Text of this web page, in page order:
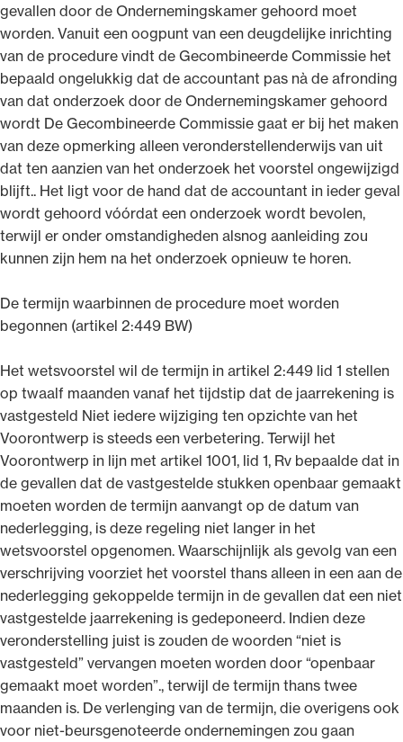
gevallen door de Ondernemingskamer gehoord moet
worden. Vanuit een oogpunt van een deugdelijke inrichting
van de procedure vindt de Gecombineerde Commissie het
bepaald ongelukkig dat de accountant pas nà de afronding
van dat onderzoek door de Ondernemingskamer gehoord
wordt De Gecombineerde Commissie gaat er bij het maken
van deze opmerking alleen veronderstellenderwijs van uit
dat ten aanzien van het onderzoek het voorstel ongewijzigd
blijft.. Het ligt voor de hand dat de accountant in ieder geval
wordt gehoord vóórdat een onderzoek wordt bevolen,
terwijl er onder omstandigheden alsnog aanleiding zou
kunnen zijn hem na het onderzoek opnieuw te horen.
De termijn waarbinnen de procedure moet worden
begonnen (artikel 2:449 BW)
Het wetsvoorstel wil de termijn in artikel 2:449 lid 1 stellen
op twaalf maanden vanaf het tijdstip dat de jaarrekening is
vastgesteld Niet iedere wijziging ten opzichte van het
Voorontwerp is steeds een verbetering. Terwijl het
Voorontwerp in lijn met artikel 1001, lid 1, Rv bepaalde dat in
de gevallen dat de vastgestelde stukken openbaar gemaakt
moeten worden de termijn aanvangt op de datum van
nederlegging, is deze regeling niet langer in het
wetsvoorstel opgenomen. Waarschijnlijk als gevolg van een
verschrijving voorziet het voorstel thans alleen in een aan de
nederlegging gekoppelde termijn in de gevallen dat een niet
vastgestelde jaarrekening is gedeponeerd. Indien deze
veronderstelling juist is zouden de woorden “niet is
vastgesteld” vervangen moeten worden door “openbaar
gemaakt moet worden”., terwijl de termijn thans twee
maanden is. De verlenging van de termijn, die overigens ook
voor niet-beursgenoteerde ondernemingen zou gaan